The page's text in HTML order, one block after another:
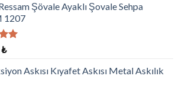
Şövale Ayaklı Şovale Sehpa
1207
₺
Askısı Kıyafet Askısı Metal Askılık